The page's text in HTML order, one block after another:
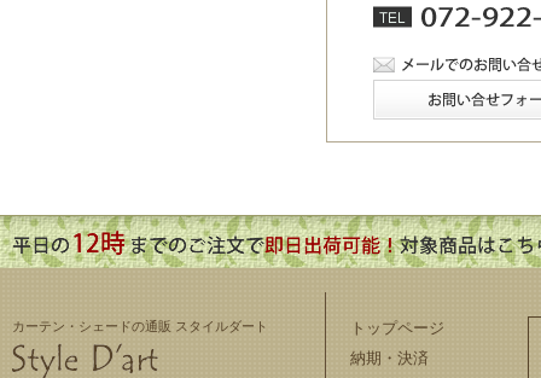
カーテン・シェードの通販 スタイルダート
トップページ
納期・決済